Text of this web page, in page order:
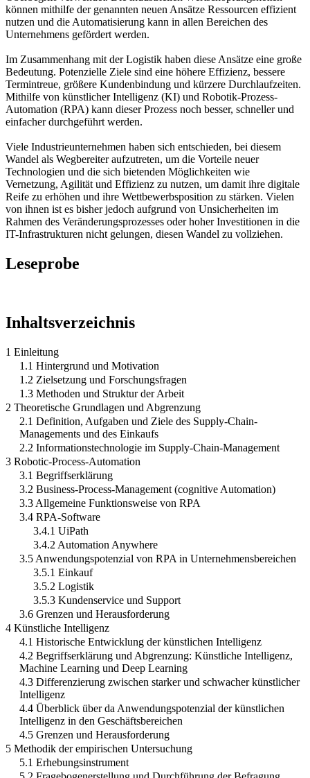
können mithilfe der genannten neuen Ansätze Ressourcen effizient
nutzen und die Automatisierung kann in allen Bereichen des
Unternehmens gefördert werden.
Im Zusammenhang mit der Logistik haben diese Ansätze eine große
Bedeutung. Potenzielle Ziele sind eine höhere Effizienz, bessere
Termintreue, größere Kundenbindung und kürzere Durchlaufzeiten.
Mithilfe von künstlicher Intelligenz (KI) und Robotik-Prozess-
Automation (RPA) kann dieser Prozess noch besser, schneller und
einfacher durchgeführt werden.
Viele Industrieunternehmen haben sich entschieden, bei diesem
Wandel als Wegbereiter aufzutreten, um die Vorteile neuer
Technologien und die sich bietenden Möglichkeiten wie
Vernetzung, Agilität und Effizienz zu nutzen, um damit ihre digitale
Reife zu erhöhen und ihre Wettbewerbsposition zu stärken. Vielen
von ihnen ist es bisher jedoch aufgrund von Unsicherheiten im
Rahmen des Veränderungsprozesses oder hoher Investitionen in die
IT-Infrastrukturen nicht gelungen, diesen Wandel zu vollziehen.
Leseprobe
Inhaltsverzeichnis
1 Einleitung
1.1 Hintergrund und Motivation
1.2 Zielsetzung und Forschungsfragen
1.3 Methoden und Struktur der Arbeit
2 Theoretische Grundlagen und Abgrenzung
2.1 Definition, Aufgaben und Ziele des Supply-Chain-
Managements und des Einkaufs
2.2 Informationstechnologie im Supply-Chain-Management
3 Robotic-Process-Automation
3.1 Begriffserklärung
3.2 Business-Process-Management (cognitive Automation)
3.3 Allgemeine Funktionsweise von RPA
3.4 RPA-Software
3.4.1 UiPath
3.4.2 Automation Anywhere
3.5 Anwendungspotenzial von RPA in Unternehmensbereichen
3.5.1 Einkauf
3.5.2 Logistik
3.5.3 Kundenservice und Support
3.6 Grenzen und Herausforderung
4 Künstliche Intelligenz
4.1 Historische Entwicklung der künstlichen Intelligenz
4.2 Begriffserklärung und Abgrenzung: Künstliche Intelligenz,
Machine Learning und Deep Learning
4.3 Differenzierung zwischen starker und schwacher künstlicher
Intelligenz
4.4 Überblick über da Anwendungspotenzial der künstlichen
Intelligenz in den Geschäftsbereichen
4.5 Grenzen und Herausforderung
5 Methodik der empirischen Untersuchung
5.1 Erhebungsinstrument